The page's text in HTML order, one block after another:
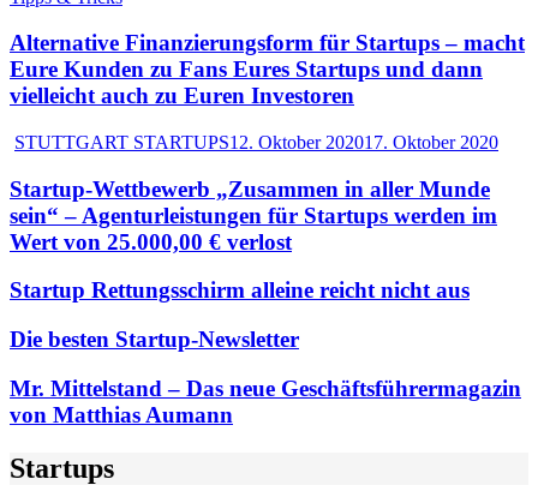
Alternative Finanzierungsform für Startups – macht
Eure Kunden zu Fans Eures Startups und dann
vielleicht auch zu Euren Investoren
STUTTGART STARTUPS12. Oktober 202017. Oktober 2020
Startup-Wettbewerb „Zusammen in aller Munde
sein“ – Agenturleistungen für Startups werden im
Wert von 25.000,00 € verlost
Startup Rettungsschirm alleine reicht nicht aus
Die besten Startup-Newsletter
Mr. Mittelstand – Das neue Geschäftsführermagazin
von Matthias Aumann
Startups